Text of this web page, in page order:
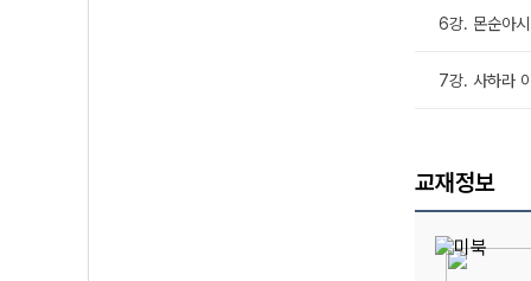
6강. 몬순아
7강. 사하라
교재정보